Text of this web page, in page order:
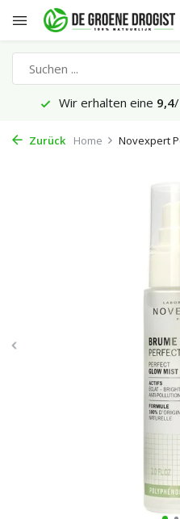
Wir erhalten eine 9,4
Zurück Home Novexpert